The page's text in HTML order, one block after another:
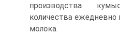
производства
количества
молока.